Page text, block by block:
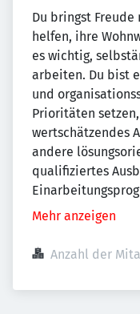
Du bringst Freude
helfen, ihre
es wichtig,
arbeiten. Du bist
und
Prioritäten
wertschätzendes
andere
qualifiziertes
Mehr anzeigen
Anzahl der